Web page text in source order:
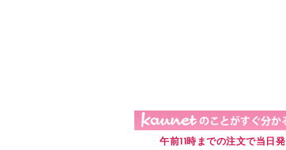
２穴リフィル・２穴インデックス
レターケース
ラベル類
午前11時までの注文で当日発